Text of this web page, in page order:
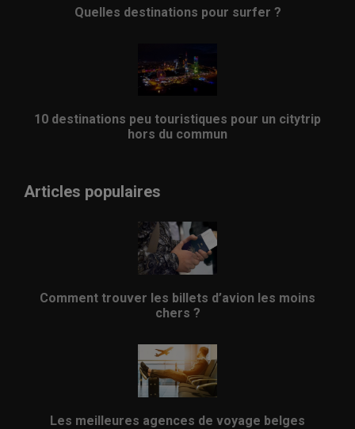
Quelles destinations pour surfer ?
10 destinations peu touristiques pour un citytrip
hors du commun
Articles populaires
Comment trouver les billets d’avion les moins
chers ?
Les meilleures agences de voyage belges